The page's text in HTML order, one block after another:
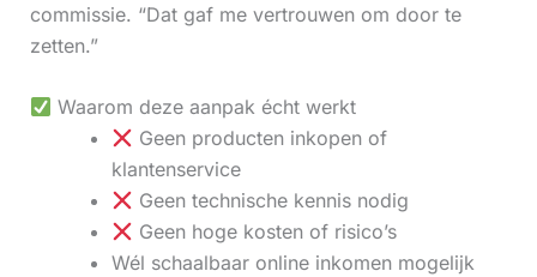
commissie. “Dat gaf me vertrouwen om door te
zetten.”
Waarom deze aanpak écht werkt
Geen producten inkopen of
klantenservice
Geen technische kennis nodig
Geen hoge kosten of risico’s
Wél schaalbaar online inkomen mogelijk